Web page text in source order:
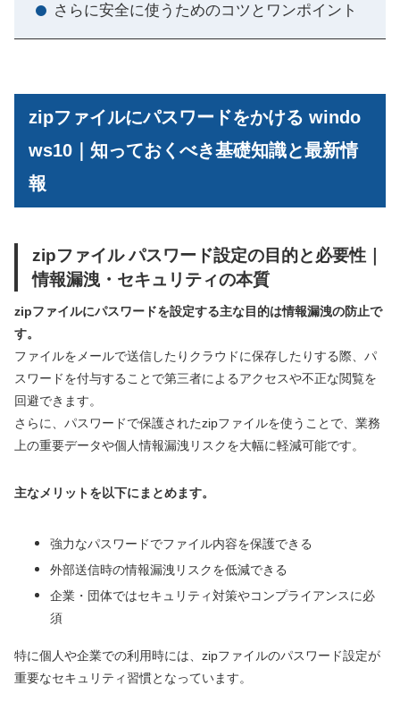
さらに安全に使うためのコツとワンポイント
zipファイルにパスワードをかける windo
ws10｜知っておくべき基礎知識と最新情
報
zipファイル パスワード設定の目的と必要性｜
情報漏洩・セキュリティの本質
zipファイルにパスワードを設定する主な目的は情報漏洩の防止で
す。
ファイルをメールで送信したりクラウドに保存したりする際、パ
スワードを付与することで第三者によるアクセスや不正な閲覧を
回避できます。
さらに、パスワードで保護されたzipファイルを使うことで、業務
上の重要データや個人情報漏洩リスクを大幅に軽減可能です。
主なメリットを以下にまとめます。
強力なパスワードでファイル内容を保護できる
外部送信時の情報漏洩リスクを低減できる
企業・団体ではセキュリティ対策やコンプライアンスに必
須
特に個人や企業での利用時には、zipファイルのパスワード設定が
重要なセキュリティ習慣となっています。